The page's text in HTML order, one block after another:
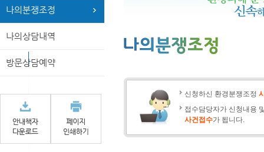
나의분쟁조정
나의상담내역
방문상담예약
신청하신 환경분쟁조정
접수담당자가 신청내용
사건접수가 됩니다.